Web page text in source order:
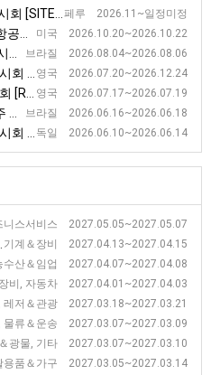
페루 2026.11~일정미정
미국 2026.10.20~2026.10.22
브라질 2026.08.04~2026.08.06
영국 2026.07.20~2026.12.24
Show]
영국 2026.07.17~2026.07.19
브라질 2026.06.16~2026.06.18
독일 2026.06.10~2026.06.14
]
니스서비스 2027.05.05~2027.05.07
기계＆장비 2027.04.13~2027.04.15
수산＆임업 2027.04.07~2027.04.08
비, 자동차 2027.04.01~2027.04.03
레저＆관광 2027.03.18~2027.03.21
물류＆운송 2027.03.07~2027.03.09
시회 [RC Show]
광물, 기타 2027.03.07~2027.03.10
용품＆가구 2027.03.05~2027.03.14